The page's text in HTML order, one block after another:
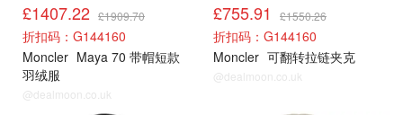
£1407.22 £1909.70
折扣码：G144160
Moncler Maya 70 带帽短款
羽绒服
@dealmoon.co.uk
£755.91 £1550.26
折扣码：G144160
Moncler 可翻转拉链夹克
@dealmoon.co.uk